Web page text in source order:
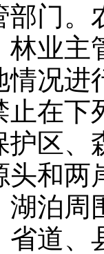
部门
业主
况进
在下
、
和两
泊周
道、